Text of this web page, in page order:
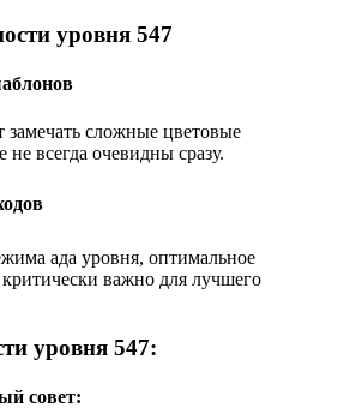
уровня 547
замечать сложные цветовые
всегда очевидны сразу.
ада уровня, оптимальное
важно для лучшего
уровня 547:
совет: